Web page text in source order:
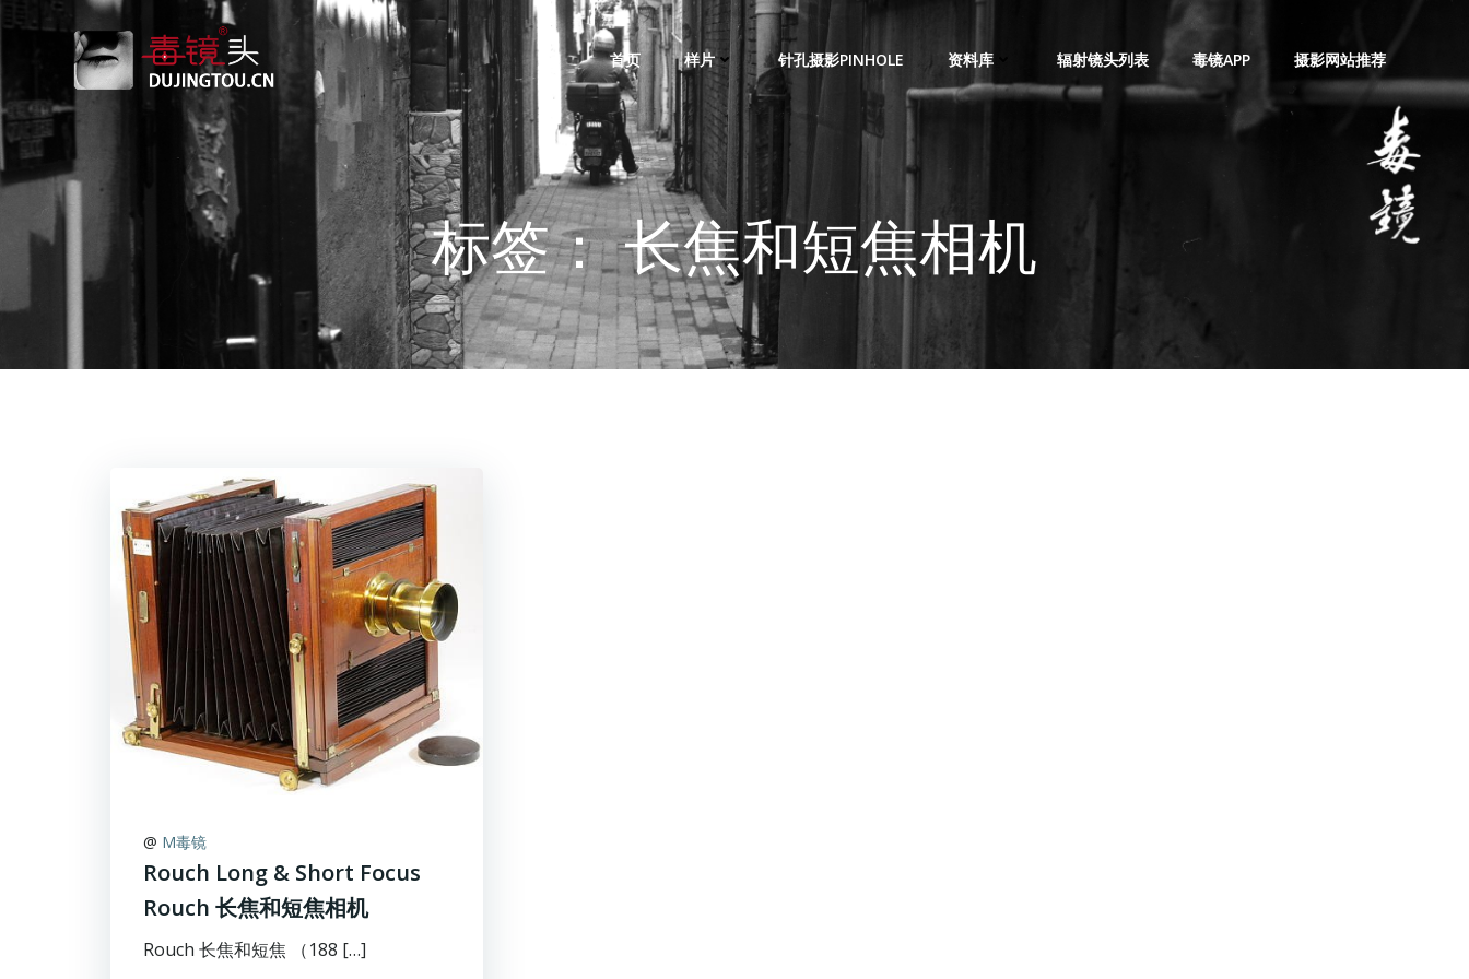
内
容
首页 样片 针孔摄影PINHOLE 资料库 辐射镜头列表 毒镜APP 摄影网站推荐
标签： 长焦和短焦相机
@ M毒镜
Rouch Long & Short Focus
Rouch 长焦和短焦相机
Rouch 长焦和短焦 （188 […]